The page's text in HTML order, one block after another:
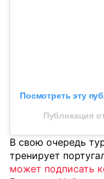
Посмотреть эту
Публикация
В свою очередь
тренирует
может подписать